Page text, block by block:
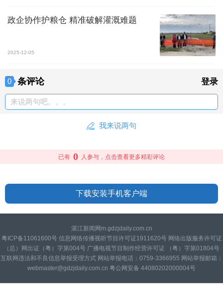
政企协作护粮仓 精准破解灌溉难题
2025-12-05
0 条评论 登录
来说两句吧。。。
我来说两句
已有 0 人参与，点击查看更多精彩评论
下载安装手机客户端
湛江新闻网m.gdzjdaily.com.cn
粤ICP备11061600号 信息网络传播视听节目许可证1911620号 网络出版服务许可证
（总）网出证（粤）字第004号 广播电视节目制作经营许可证 （粤）字第01804号
互联网违法和不良信息举报受理方式 网站举报电话：0759-3366955 网站举报邮箱：
webmaster@gdzjdaily.com.cn 粤公网安备 44080202000004号